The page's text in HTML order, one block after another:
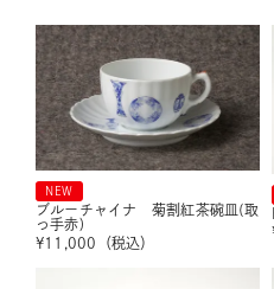
NEW
ブルーチャイナ 菊割紅茶碗皿(取
っ手赤)
¥11,000 （税込）